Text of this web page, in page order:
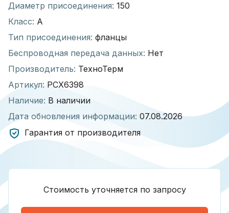
Диаметр присоединения: 150
Класс: А
Тип присоединения: фланцы
Беспроводная передача данных: Нет
Производитель: ТехноТерм
Артикул: РСХ6398
Наличие: В наличии
Дата обновления информации: 07.08.2026
Гарантия от производителя
Стоимость уточняется по запросу